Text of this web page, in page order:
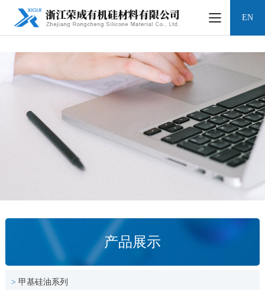
凯时网站 EN
产品展示
> 甲基硅油系列